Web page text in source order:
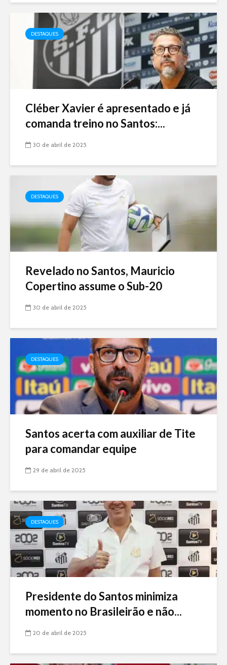
DESTAQUES
Cléber Xavier é apresentado e já
comanda treino no Santos:...
30 de abril de 2025
DESTAQUES
Revelado no Santos, Mauricio
Copertino assume o Sub-20
30 de abril de 2025
DESTAQUES
Santos acerta com auxiliar de Tite
para comandar equipe
29 de abril de 2025
DESTAQUES
Presidente do Santos minimiza
momento no Brasileirão e não...
20 de abril de 2025